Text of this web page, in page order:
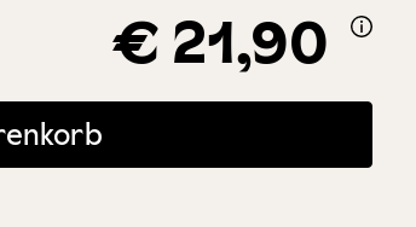
€ 21,90
Schaltflächen um die Anzahl zu erhöhen oder zu